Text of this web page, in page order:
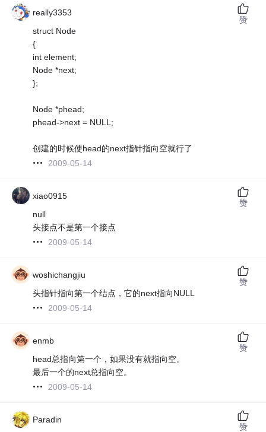
really3353
struct Node
{
int element;
Node *next;
};
Node *phead;
phead->next = NULL;
创建的时候使head的next指针指向空就行了
2009-05-14
赞
xiao0915
null
头接点不是第一个接点
2009-05-14
赞
woshichangjiu
头指针指向第一个结点，它的next指向NULL
2009-05-14
赞
enmb
head总指向第一个，如果没有就指向空。
最后一个的next总指向空。
2009-05-14
赞
Paradin
赞